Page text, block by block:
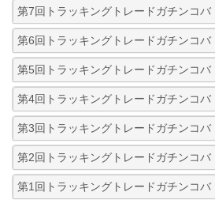
第7回トラッキングトレードガチンコバ
第6回トラッキングトレードガチンコバ
第5回トラッキングトレードガチンコバ
第4回トラッキングトレードガチンコバ
第3回トラッキングトレードガチンコバ
第2回トラッキングトレードガチンコバ
第1回トラッキングトレードガチンコバ